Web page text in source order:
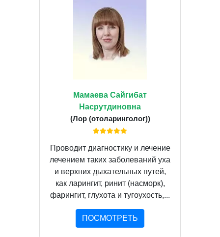
Мамаева Сайгибат
Насрутдиновна
(Лор (отоларинголог))
Проводит диагностику и лечение
лечением таких заболеваний уха
и верхних дыхательных путей,
как ларингит, ринит (насморк),
фарингит, глухота и тугоухость,...
ПОСМОТРЕТЬ